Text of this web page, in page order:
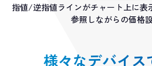
指値/逆指値ラインがチャート上に表
参照しながらの価格
様々なデバイス